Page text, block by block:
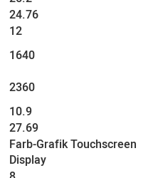
24.76
12
1640
2360
10.9
27.69
Farb-Grafik Touchscreen
Display